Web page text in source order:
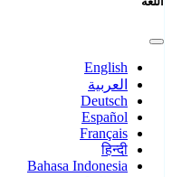
English
العربية
Deutsch
Español
Français
हिन्दी
Bahasa Indonesia